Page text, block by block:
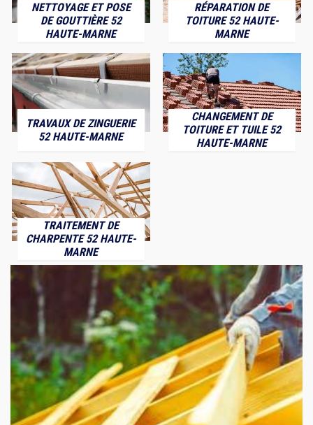
NETTOYAGE ET POSE
DE GOUTTIÈRE 52
HAUTE-MARNE
RÉPARATION DE
TOITURE 52 HAUTE-
MARNE
TRAVAUX DE ZINGUERIE
52 HAUTE-MARNE
CHANGEMENT DE
TOITURE ET TUILE 52
HAUTE-MARNE
TRAITEMENT DE
CHARPENTE 52 HAUTE-
MARNE